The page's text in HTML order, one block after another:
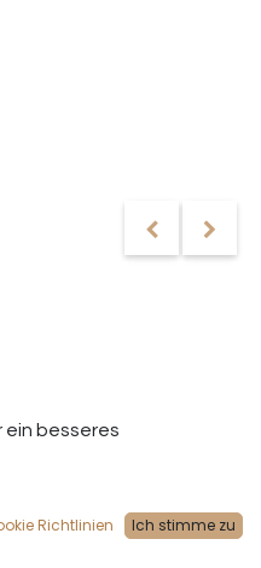
die zu einem
Sie haben einen
ein besseres
Richtlinien Ich stimme zu